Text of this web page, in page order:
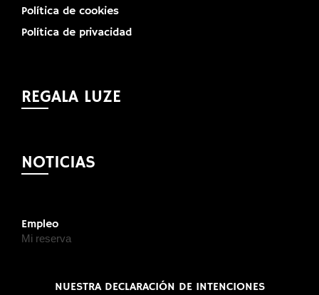
Política de cookies
Política de privacidad
REGALA LUZE
NOTICIAS
Empleo
Mi reserva
NUESTRA DECLARACIÓN DE INTENCIONES